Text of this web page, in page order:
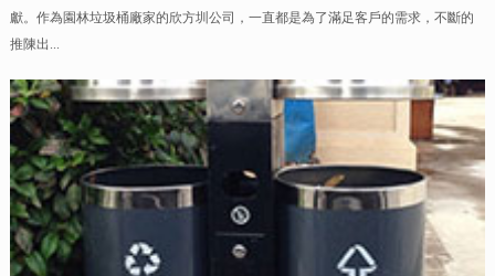
獻。作為園林垃圾桶廠家的欣方圳公司，一直都是為了滿足客戶的需求，不斷的
推陳出...